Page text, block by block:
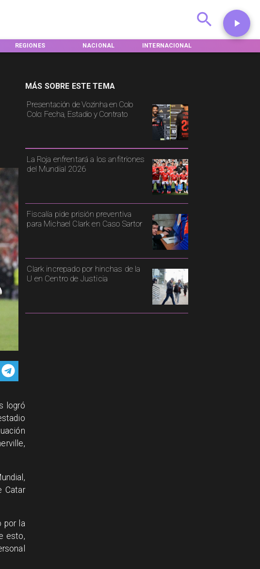
NACIONAL INTERNACIONAL DEPORTES
Presentación de Vozinha en Colo
Colo: Fecha, Estadio y Contrato
La Roja enfrentará a los anfitriones
del Mundial 2026
Fiscalía pide prisión preventiva
para Michael Clark en Caso Sartor
Clark increpado por hinchas de la
U en Centro de Justicia
MÁS SOBRE ESTE TEMA
logró
Catar
por la
esto,